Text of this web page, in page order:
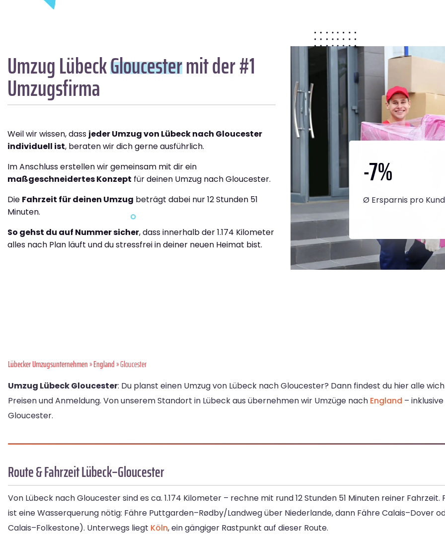
Umzug LübeckGloucestermit der #1
Umzugsfirma
Weil wir wissen, dass jeder Umzug von Lübeck nach Gloucester
individuell ist, beraten wir dich gerne ausführlich.
Im Anschluss erstellen wir gemeinsam mit dir ein
maßgeschneidertes Konzept für deinen Umzug nach Gloucester.
Die Fahrzeit für deinen Umzug beträgt dabei nur 12 Stunden 51
Minuten.
So gehst du auf Nummer sicher, dass innerhalb der 1.174 Kilometer
alles nach Plan läuft und du stressfrei in deiner neuen Heimat bist.
-7%
Ø Ersparnis pro
Lübecker Umzugsunternehmen»England» Gloucester
Umzug Lübeck Gloucester: Du planst einen Umzug von Lübeck nach Gloucester? Dann findest du hier alle
Preisen und Anmeldung. Von unserem Standort in Lübeck aus übernehmen wir Umzüge nach England –
Gloucester.
Route & Fahrzeit Lübeck–Gloucester
Von Lübeck nach Gloucester sind es ca. 1.174 Kilometer – rechne mit rund 12 Stunden 51 Minuten reiner
ist eine Wasserquerung nötig: Fähre Puttgarden–Rødby/Landweg über Niederlande, dann Fähre Calais–Dover
Calais–Folkestone). Unterwegs liegt Köln, ein gängiger Rastpunkt auf dieser Route.